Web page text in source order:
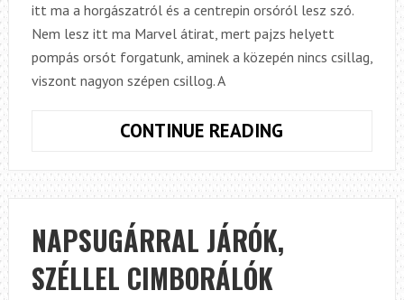
itt ma a horgászatról és a centrepin orsóról lesz szó.
Nem lesz itt ma Marvel átirat, mert pajzs helyett
pompás orsót forgatunk, aminek a közepén nincs csillag,
viszont nagyon szépen csillog. A
CONTINUE READING
HELYETT
CAPTAIN
AVAGY
NAPSUGÁRRAL JÁRÓK,
SZÉLLEL CIMBORÁLÓK